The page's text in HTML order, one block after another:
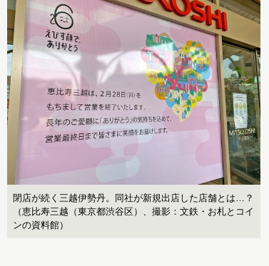
閉店が続く三越伊勢丹。同社が新規出店した店舗とは…？
（恵比寿三越（東京都渋谷区）、撮影：文鉄・お札とコイ
ンの資料館）